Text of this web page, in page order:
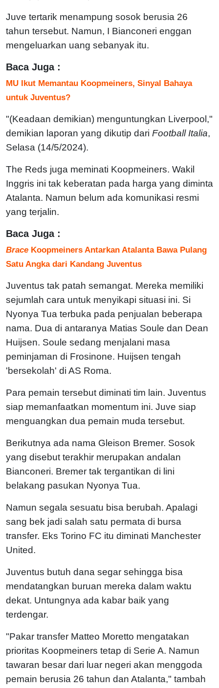
Juve tertarik menampung sosok berusia 26
tahun tersebut. Namun, I Bianconeri enggan
mengeluarkan uang sebanyak itu.
Baca Juga :
MU Ikut Memantau Koopmeiners, Sinyal Bahaya
untuk Juventus?
"(Keadaan demikian) menguntungkan Liverpool,"
demikian laporan yang dikutip dari Football Italia,
Selasa (14/5/2024).
The Reds juga meminati Koopmeiners. Wakil
Inggris ini tak keberatan pada harga yang diminta
Atalanta. Namun belum ada komunikasi resmi
yang terjalin.
Baca Juga :
Brace Koopmeiners Antarkan Atalanta Bawa Pulang
Satu Angka dari Kandang Juventus
Juventus tak patah semangat. Mereka memiliki
sejumlah cara untuk menyikapi situasi ini. Si
Nyonya Tua terbuka pada penjualan beberapa
nama. Dua di antaranya Matias Soule dan Dean
Huijsen. Soule sedang menjalani masa
peminjaman di Frosinone. Huijsen tengah
'bersekolah' di AS Roma.
Para pemain tersebut diminati tim lain. Juventus
siap memanfaatkan momentum ini. Juve siap
menguangkan dua pemain muda tersebut.
Berikutnya ada nama Gleison Bremer. Sosok
yang disebut terakhir merupakan andalan
Bianconeri. Bremer tak tergantikan di lini
belakang pasukan Nyonya Tua.
Namun segala sesuatu bisa berubah. Apalagi
sang bek jadi salah satu permata di bursa
transfer. Eks Torino FC itu diminati Manchester
United.
Juventus butuh dana segar sehingga bisa
mendatangkan buruan mereka dalam waktu
dekat. Untungnya ada kabar baik yang
terdengar.
"Pakar transfer Matteo Moretto mengatakan
prioritas Koopmeiners tetap di Serie A. Namun
tawaran besar dari luar negeri akan menggoda
pemain berusia 26 tahun dan Atalanta," tambah